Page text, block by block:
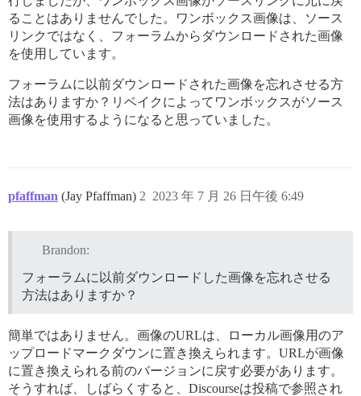
ることはありませんでした。ワンボックス画像は、ソース
リンクではなく、フォーラムからダウンロードされた画像
を使用しています。
フォーラムに以前ダウンロードされた画像を忘れさせる方
法はありますか？リベイクによってワンボックスがソース
画像を使用するようになると思っていました。
pfaffman (Jay Pfaffman) 2023 年 7 月 26 日午後 6:49
2
Brandon:
フォーラムに以前ダウンロードした画像を忘れさせる
方法はありますか？
簡単ではありません。画像のURLは、ローカル画像用のア
ップロードマークダウンに置き換えられます。URLが画像
に置き換えられる前のバージョンに戻す必要があります。
そうすれば、しばらくすると、Discourseは投稿で参照され